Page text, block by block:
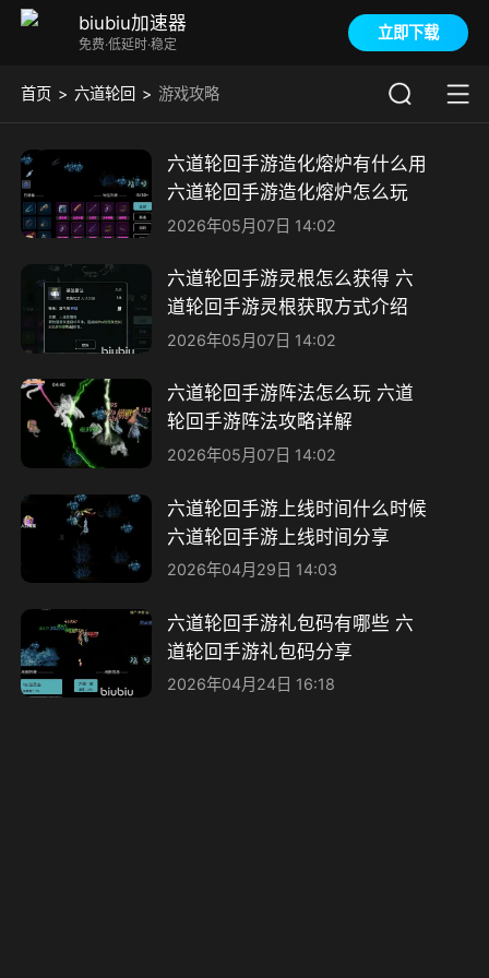
biubiu加速器
免费·低延时·稳定
立即下载
首页 六道轮回 游戏攻略
六道轮回手游造化熔炉有什么用
六道轮回手游造化熔炉怎么玩
2026年05月07日 14:02
六道轮回手游灵根怎么获得 六
道轮回手游灵根获取方式介绍
2026年05月07日 14:02
六道轮回手游阵法怎么玩 六道
轮回手游阵法攻略详解
2026年05月07日 14:02
六道轮回手游上线时间什么时候
六道轮回手游上线时间分享
2026年04月29日 14:03
六道轮回手游礼包码有哪些 六
道轮回手游礼包码分享​
2026年04月24日 16:18